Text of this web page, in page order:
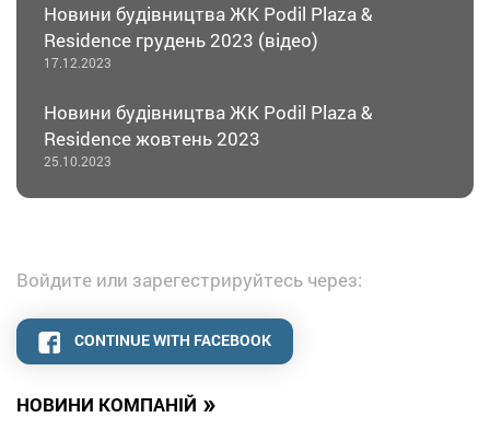
НОВИНИ КОМПАНІЙ »
Новини будівництва ЖК Podil Plaza &
Residence грудень 2023 (відео)
17.12.2023
Новини будівництва ЖК Podil Plaza &
Residence жовтень 2023
25.10.2023
Войдите или зарегестрируйтесь через:
CONTINUE WITH FACEBOOK